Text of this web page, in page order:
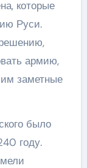
которые
Руси.
армию,
им заметные
было
году.